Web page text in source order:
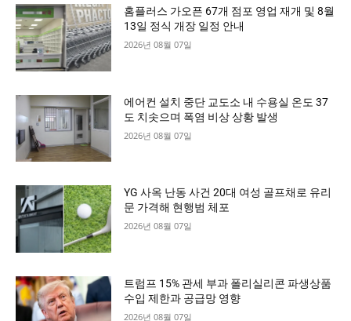
홈플러스 가오픈 67개 점포 영업 재개 및 8월
13일 정식 개장 일정 안내
2026년 08월 07일
에어컨 설치 중단 교도소 내 수용실 온도 37
도 치솟으며 폭염 비상 상황 발생
2026년 08월 07일
YG 사옥 난동 사건 20대 여성 골프채로 유리
문 가격해 현행범 체포
2026년 08월 07일
트럼프 15% 관세 부과 폴리실리콘 파생상품
수입 제한과 공급망 영향
2026년 08월 07일